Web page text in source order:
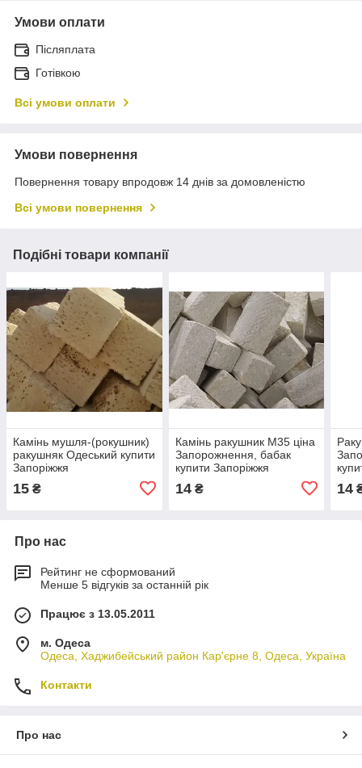
Умови оплати
Післяплата
Готівкою
Всі умови оплати
Умови повернення
Повернення товару впродовж 14 днів за домовленістю
Всі умови повернення
Подібні товари компанії
Камінь мушля-(рокушник)
ракушняк Одеський купити
Запоріжжя
15 ₴
Камінь ракушник M35 ціна
Запорожнення, бабак
купити Запоріжжя
14₴ 14
Про нас
Рейтинг не сформований
Менше 5 відгуків за останній рік
Працює з 13.05.2011
м. Одеса
Одеса, Хаджибейський район Кар'єрне 8, Одеса, Україна
Контакти
Про нас